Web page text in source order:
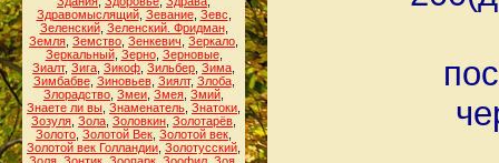
Здравомыслящий, Зевание, Зевс
Зеленский, Зеленский. Фридман,
Земля Земство Зенкевич Зеркало
Зеркальный, Зерно, Зерновые,
Зиалт, Зига Зикоф Зильбер Зима
Зимбабве, Зиновьев, Зиялт, Злоба,
Злорадство Змеи Змея Змий
Знаете ли вы Знаменатель Знатоки
Зозуля Зола Золовкин Золотарёв
Золото Золотой Век Золотой век
Золотой век Голландии Золотусский